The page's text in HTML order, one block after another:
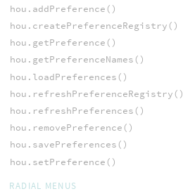
hou.addPreference()
hou.createPreferenceRegistry()
hou.getPreference()
hou.getPreferenceNames()
hou.loadPreferences()
hou.refreshPreferenceRegistry()
hou.refreshPreferences()
hou.removePreference()
hou.savePreferences()
hou.setPreference()
RADIAL MENUS